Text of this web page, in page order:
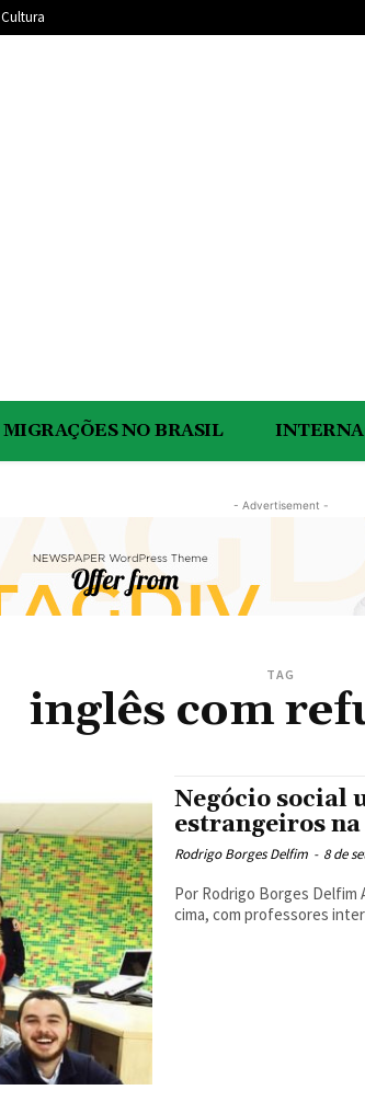
Cultura
MIGRAÇÕES NO BRASIL
- Advertisement -
TAG
inglês com
Negócio social
estrangeiros
Rodrigo Borges Delfim - 8 de
Por Rodrigo Borges Delfim Aprender inglês com preços acessíveis para estudantes de baixa renda e, ainda por
cima, com professores